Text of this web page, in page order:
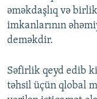
əməkdaşlıq və
imkanlarının
deməkdir.
Səfirlik qeyd edib
təhsil üçün qlobal